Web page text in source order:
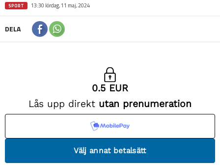
SPORT 13:30 lördag, 11 maj, 2024
DELA